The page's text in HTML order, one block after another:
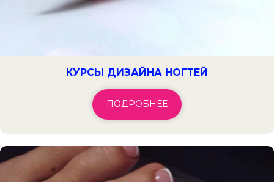
КУРСЫ ДИЗАЙНА НОГТЕЙ
ПОДРОБНЕЕ